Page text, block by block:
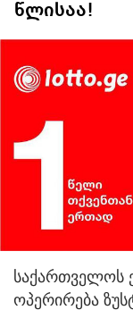
წლისაა!
საქართველოს
ოპერირება